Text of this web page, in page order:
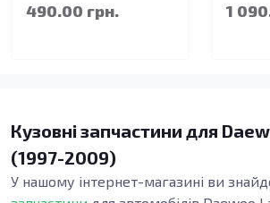
490.00 грн. 1
Кузовні запчастини для
(1997-2009)
У нашому інтернет-магазині ви